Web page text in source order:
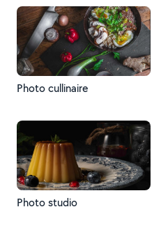
Photo cullinaire
Photo studio